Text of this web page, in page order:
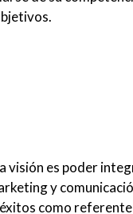
visión es poder
y
como